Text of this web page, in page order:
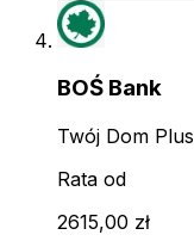
BOŚ Bank
Twój Dom Plus
Rata od
2615,00 zł